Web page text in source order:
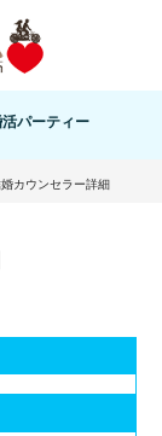
ンセラーがサポートいた
パーティー
カウンセラー詳細